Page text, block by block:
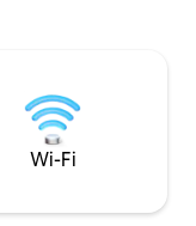
uma vasta terra
Estacionamento
propriedade.
Wi-Fi